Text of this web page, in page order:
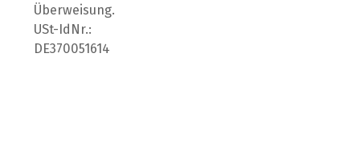
Überweisung.
USt-IdNr.:
DE370051614